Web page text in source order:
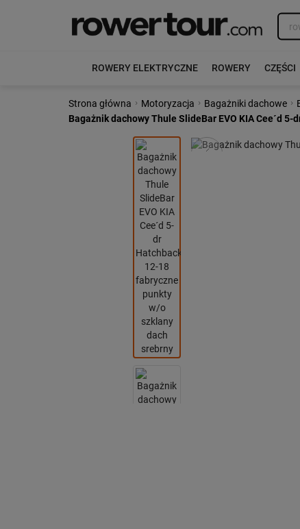
ROWERY ELEKTRYCZNE ROWERY CZĘŚCI
Strona główna › Motoryzacja › Bagażniki dachowe ›
Bagażnik dachowy Thule SlideBar EVO KIA Cee´d
Poprzedni